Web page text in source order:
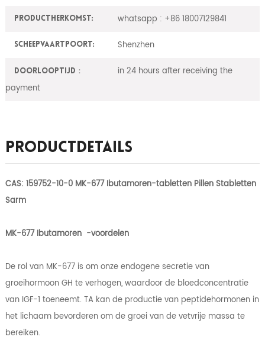
ProductHerkomst: whatsapp : +86 18007129841
Scheepvaartpoort: Shenzhen
Doorlooptijd：
in 24 hours after receiving the
payment
Productdetails
CAS: 159752-10-0 MK-677 Ibutamoren-tabletten Pillen Stabletten
Sarm
MK-677 Ibutamoren -voordelen
De rol van MK-677 is om onze endogene secretie van
groeihormoon GH te verhogen, waardoor de bloedconcentratie
van IGF-1 toeneemt. TA kan de productie van peptidehormonen in
het lichaam bevorderen om de groei van de vetvrije massa te
bereiken.